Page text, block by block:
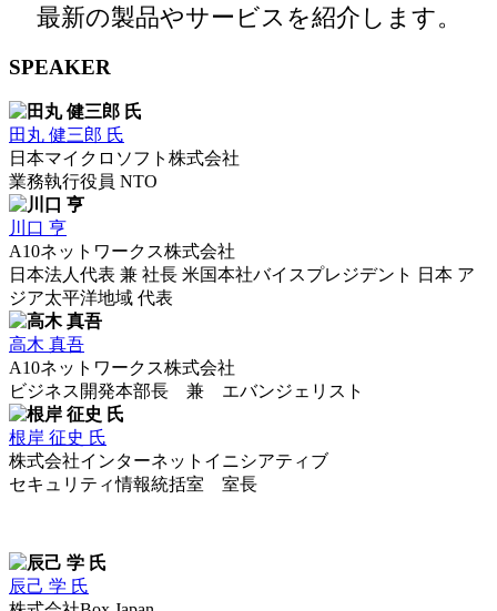
最新の製品やサービスを紹介します。
SPEAKER
田丸 健三郎 氏
日本マイクロソフト株式会社
業務執行役員 NTO
川口 亨
A10ネットワークス株式会社
日本法人代表 兼 社長 米国本社バイスプレジデント 日本 ア
ジア太平洋地域 代表
高木 真吾
A10ネットワークス株式会社
ビジネス開発本部長 兼 エバンジェリスト
根岸 征史 氏
株式会社インターネットイニシアティブ
セキュリティ情報統括室 室長
辰己 学 氏